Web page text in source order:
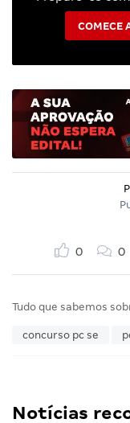
COMECE
0 0
Tudo que sabemos
concurso pc se
Notícias